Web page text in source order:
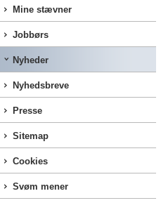
Mine stævner
Jobbørs
Nyheder
Nyhedsbreve
Presse
Sitemap
Cookies
Svøm mener